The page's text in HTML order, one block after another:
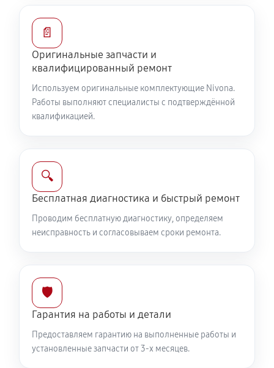
📄
Оригинальные запчасти и
квалифицированный ремонт
Используем оригинальные комплектующие Nivona.
Работы выполняют специалисты с подтверждённой
квалификацией.
🔍
Бесплатная диагностика и быстрый ремонт
Проводим бесплатную диагностику, определяем
неисправность и согласовываем сроки ремонта.
🛡️
Гарантия на работы и детали
Предоставляем гарантию на выполненные работы и
установленные запчасти от 3-х месяцев.